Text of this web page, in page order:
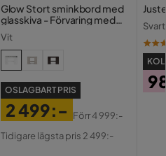
Glow Stort sminkbord med
glasskiva - Förvaring med
Vit
OSLAGBART PRIS
Pris
2 499:-
Original
Förr4 999:-
Tidigare lägsta pris 2 499:-
Svart